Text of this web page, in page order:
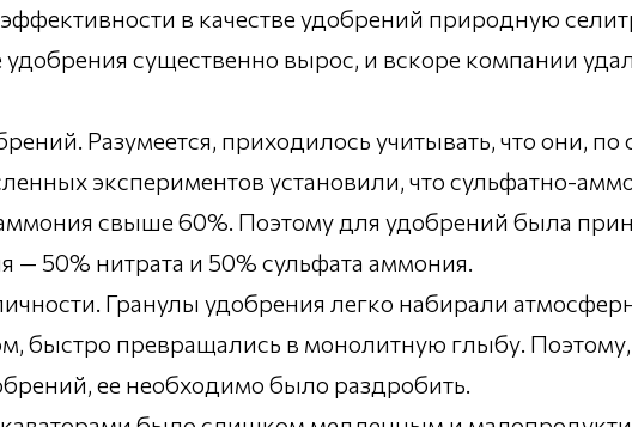
в качестве удобрений природную
существенно вырос, и вскоре компании
Разумеется, приходилось учитывать, что они, по
экспериментов установили, что сульфатно-
свыше 60%. Поэтому для удобрений была
50% нитрата и 50% сульфата аммония.
Гранулы удобрения легко набирали
быстро превращались в монолитную глыбу.
ее необходимо было раздробить.